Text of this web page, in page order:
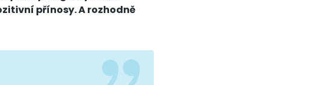
přínosy. A rozhodně